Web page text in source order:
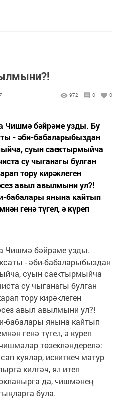
972 0 0
Чишмә бәйрәме узды. Бу
- әби-бабаларыбыздан
суын саектырмыйча
су чыганагы булган
тору кирәклеген
авыл авылмыни ул?!
бабалары янына кайтып
генә түгел, ә күреп
Чишмә бәйрәме узды.
- әби-бабаларыбыздан
суын саектырмыйча
су чыганагы булган
тору кирәклеген
авыл авылмыни ул?!
бабалары янына кайтып
генә түгел, ә күреп
төзекләндерелә:
куялар, искиткеч матур
килгәч, ял итеп
да, чишмәнең
була.